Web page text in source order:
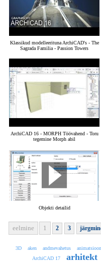
Klassikud modelleerituna ArchiCAD's - The
Sagrada Familia - Passion Towers
ArchiCAD 16 - MORPH Töövahend - Toru
tegemine Morph abil
Objekti detailid
eelmine 1 2 3
3D aken andmevahetus animatsioon
ArchiCAD 17
arhitekt